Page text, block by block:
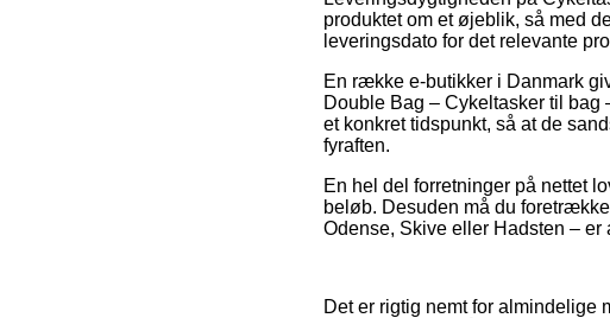
produktet om et øjeblik, så med
leveringsdato for det relevante
En række e-butikker i Danmark
Double Bag – Cykeltasker til bag
et konkret tidspunkt, så at de
fyraften.
En hel del forretninger på nettet
beløb. Desuden må du
Odense, Skive eller Hadsten – er
Det er rigtig nemt for almindelige